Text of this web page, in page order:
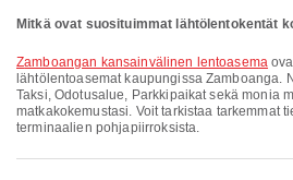
Mitkä ovat suosituimmat lähtölentokentät
Zamboangan kansainvälinen lentoasema
lähtölentoasemat kaupungissa Zamboanga.
Taksi, Odotusalue, Parkkipaikat sekä monia
matkakokemustasi. Voit tarkistaa tarkemmat
terminaalien pohjapiirroksista.